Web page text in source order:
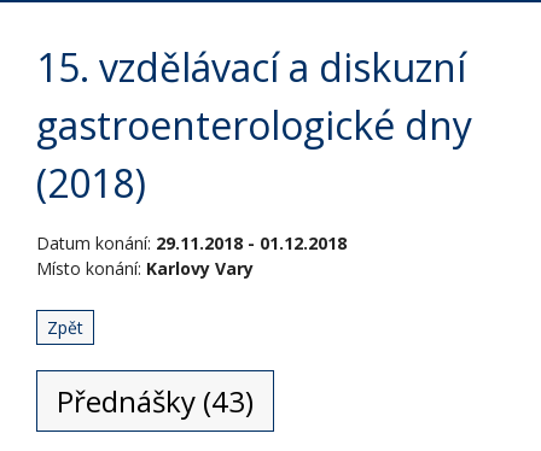
15. vzdělávací a diskuzní
gastroenterologické dny
(2018)
Datum konání: 29.11.2018 - 01.12.2018
Místo konání: Karlovy Vary
Zpět
Přednášky (43)